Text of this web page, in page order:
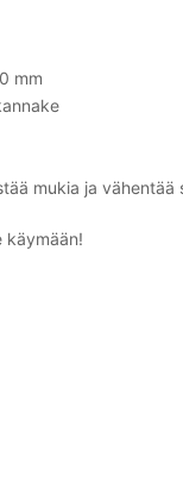
mm
mukia ja vähentää
käymään!